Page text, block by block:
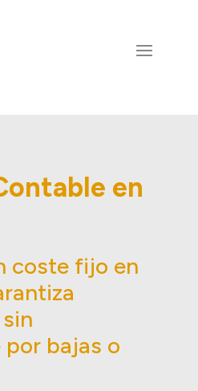
en
coste fijo en
bajas o